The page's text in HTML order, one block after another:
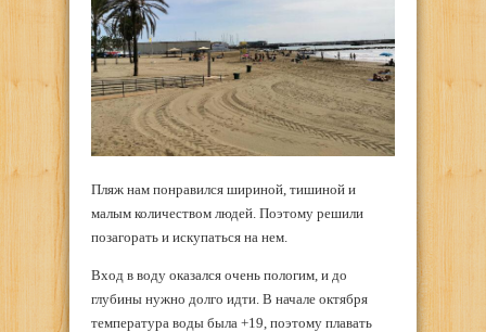
Пляж нам понравился шириной, тишиной и
малым количеством людей. Поэтому решили
позагорать и искупаться на нем.
Вход в воду оказался очень пологим, и до
глубины нужно долго идти. В начале октября
температура воды была +19, поэтому плавать